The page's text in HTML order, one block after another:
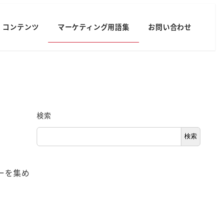
コンテンツ マーケティング用語集 お問い合わせ
を集め
検索
検索